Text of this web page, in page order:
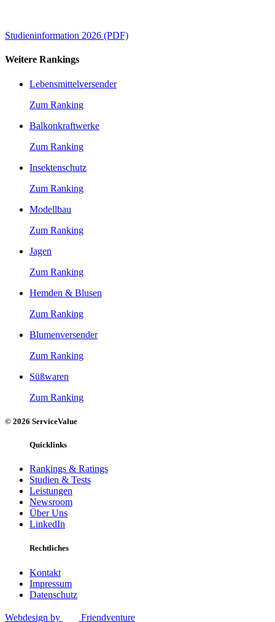
Studieninformation 2026 (PDF)
Weitere Rankings
Lebensmittelversender
Zum Ranking
Balkonkraftwerke
Zum Ranking
Insektenschutz
Zum Ranking
Modellbau
Zum Ranking
Jagen
Zum Ranking
Hemden & Blusen
Zum Ranking
Blumenversender
Zum Ranking
Süßwaren
Zum Ranking
© 2026 ServiceValue
Quicklinks
Rankings & Ratings
Studien & Tests
Leistungen
Newsroom
Über Uns
LinkedIn
Rechtliches
Kontakt
Impressum
Datenschutz
Webdesign by Friendventure